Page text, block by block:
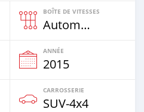
BOÎTE DE VITESSES
Automatique
ANNÉE
2015
CARROSSERIE
SUV‒4x4